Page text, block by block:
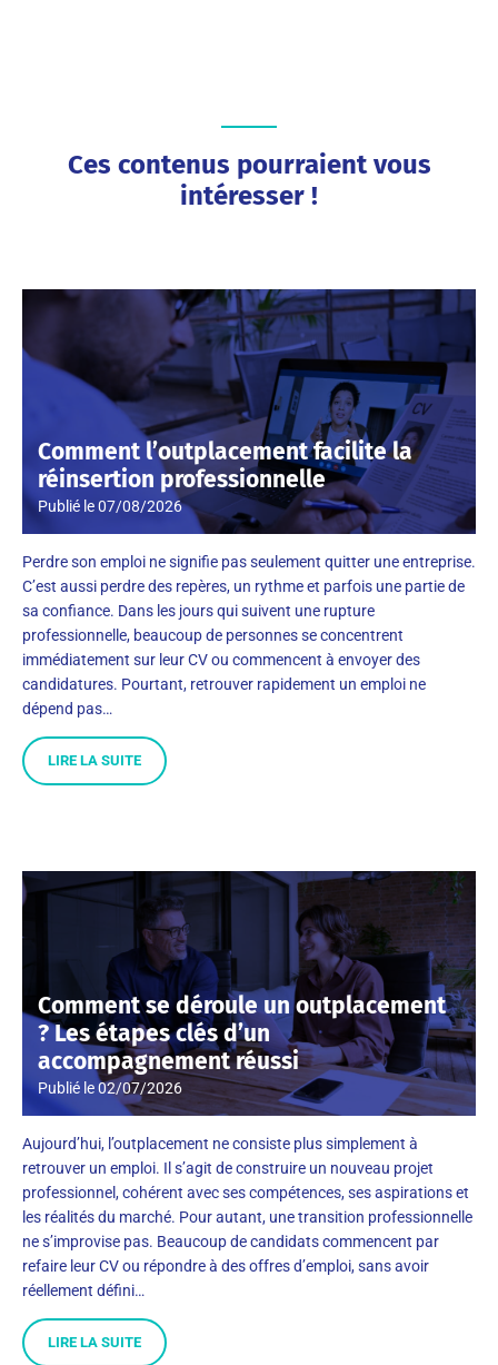
Ces contenus pourraient vous
intéresser !
Comment l’outplacement facilite la
réinsertion professionnelle
Publié le07/08/2026
Perdre son emploi ne signifie pas seulement quitter une entreprise.
C’est aussi perdre des repères, un rythme et parfois une partie de
sa confiance. Dans les jours qui suivent une rupture
professionnelle, beaucoup de personnes se concentrent
immédiatement sur leur CV ou commencent à envoyer des
candidatures. Pourtant, retrouver rapidement un emploi ne
dépend pas…
LIRE LA SUITE
Comment se déroule un outplacement
? Les étapes clés d’un
accompagnement réussi
Publié le02/07/2026
Aujourd’hui, l’outplacement ne consiste plus simplement à
retrouver un emploi. Il s’agit de construire un nouveau projet
professionnel, cohérent avec ses compétences, ses aspirations et
les réalités du marché. Pour autant, une transition professionnelle
ne s’improvise pas. Beaucoup de candidats commencent par
refaire leur CV ou répondre à des offres d’emploi, sans avoir
réellement défini…
LIRE LA SUITE